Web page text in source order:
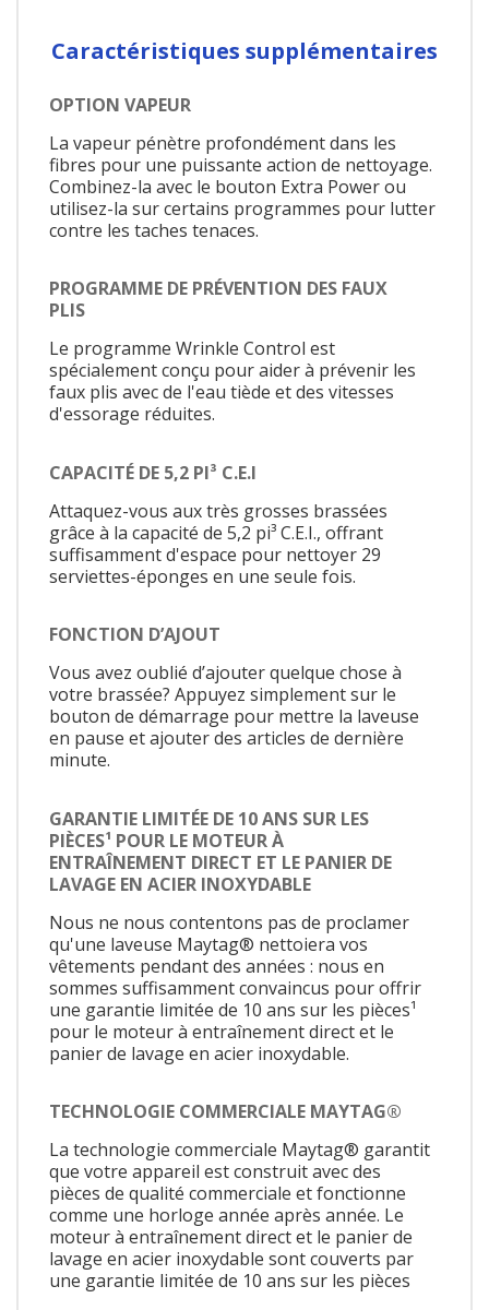
Caractéristiques supplémentaires
OPTION VAPEUR
La vapeur pénètre profondément dans les
fibres pour une puissante action de nettoyage.
Combinez-la avec le bouton Extra Power ou
utilisez-la sur certains programmes pour lutter
contre les taches tenaces.
PROGRAMME DE PRÉVENTION DES FAUX
PLIS
Le programme Wrinkle Control est
spécialement conçu pour aider à prévenir les
faux plis avec de l'eau tiède et des vitesses
d'essorage réduites.
CAPACITÉ DE 5,2 PI³ C.E.I
Attaquez-vous aux très grosses brassées
grâce à la capacité de 5,2 pi³ C.E.I., offrant
suffisamment d'espace pour nettoyer 29
serviettes-éponges en une seule fois.
FONCTION D’AJOUT
Vous avez oublié d’ajouter quelque chose à
votre brassée? Appuyez simplement sur le
bouton de démarrage pour mettre la laveuse
en pause et ajouter des articles de dernière
minute.
GARANTIE LIMITÉE DE 10 ANS SUR LES
PIÈCES¹ POUR LE MOTEUR À
ENTRAÎNEMENT DIRECT ET LE PANIER DE
LAVAGE EN ACIER INOXYDABLE
Nous ne nous contentons pas de proclamer
qu'une laveuse Maytag® nettoiera vos
vêtements pendant des années : nous en
sommes suffisamment convaincus pour offrir
une garantie limitée de 10 ans sur les pièces¹
pour le moteur à entraînement direct et le
panier de lavage en acier inoxydable.
TECHNOLOGIE COMMERCIALE MAYTAG®
La technologie commerciale Maytag® garantit
que votre appareil est construit avec des
pièces de qualité commerciale et fonctionne
comme une horloge année après année. Le
moteur à entraînement direct et le panier de
lavage en acier inoxydable sont couverts par
une garantie limitée de 10 ans sur les pièces